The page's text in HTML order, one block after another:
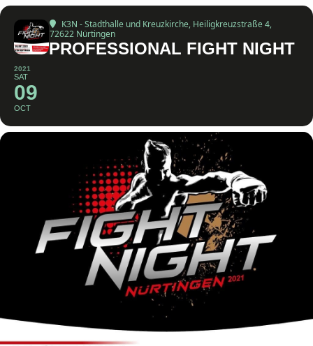
2021
SAT
09
OCT
K3N - Stadthalle und Kreuzkirche, Heiligkreuzstraße 4,
72622 Nürtingen
PROFESSIONAL FIGHT NIGHT